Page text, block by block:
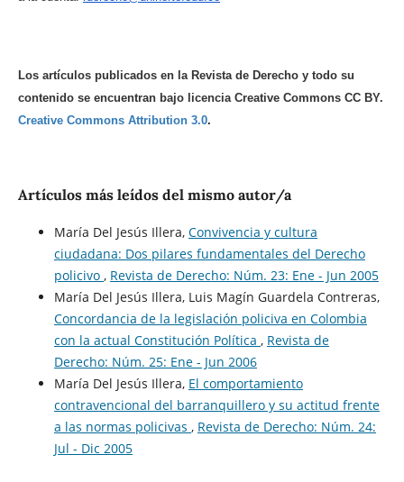
Los artículos publicados en la Revista de Derecho y todo su
contenido se encuentran bajo licencia Creative Commons CC BY.
Creative Commons Attribution 3.0.
Artículos más leídos del mismo autor/a
María Del Jesús Illera, Convivencia y cultura
ciudadana: Dos pilares fundamentales del Derecho
policivo , Revista de Derecho: Núm. 23: Ene - Jun 2005
María Del Jesús Illera, Luis Magín Guardela Contreras,
Concordancia de la legislación policiva en Colombia
con la actual Constitución Política , Revista de
Derecho: Núm. 25: Ene - Jun 2006
María Del Jesús Illera, El comportamiento
contravencional del barranquillero y su actitud frente
a las normas policivas , Revista de Derecho: Núm. 24:
Jul - Dic 2005